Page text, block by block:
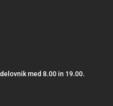
med 8.00 in 19.00.